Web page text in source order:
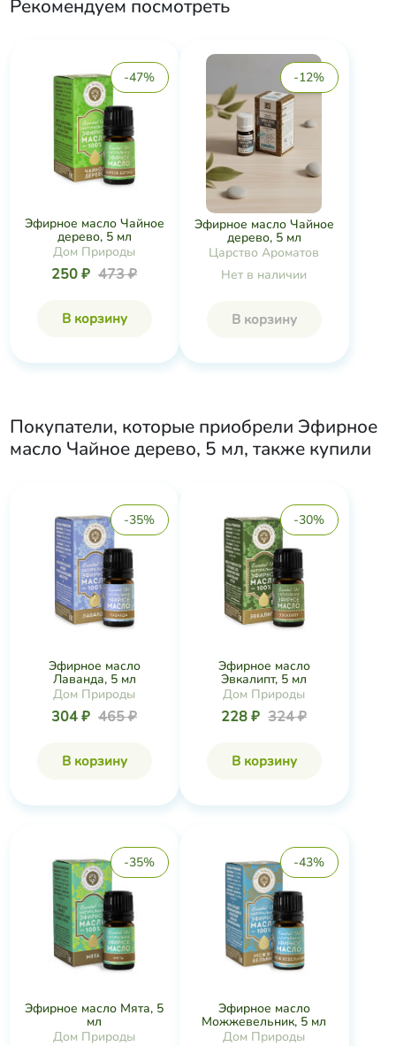
Рекомендуем посмотреть
-47%
Эфирное масло Чайное
дерево, 5 мл
Дом Природы
250 ₽ 473 ₽
В корзину
-12%
Эфирное масло Чайное
дерево, 5 мл
Царство Ароматов
Нет в наличии
В корзину
Покупатели, которые приобрели Эфирное
масло Чайное дерево, 5 мл, также купили
-35%
Эфирное масло
Лаванда, 5 мл
Дом Природы
304 ₽ 465 ₽
В корзину
-30%
Эфирное масло
Эвкалипт, 5 мл
Дом Природы
228 ₽ 324 ₽
В корзину
-35%
Эфирное масло Мята, 5
мл
Дом Природы
-43%
Эфирное масло
Можжевельник, 5 мл
Дом Природы